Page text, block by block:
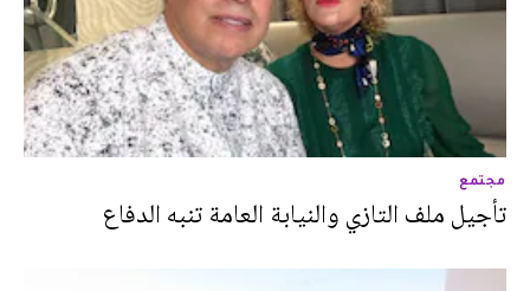
مجتمع
تأجيل ملف التازي والنيابة العامة تنبه الدفاع